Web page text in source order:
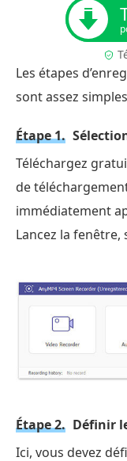
Les étapes
sont assez
Étape 1.
Téléchargez
de
immédiatement
Lancez la fenêtre,
Étape 2. Définir
Ici, vous devez